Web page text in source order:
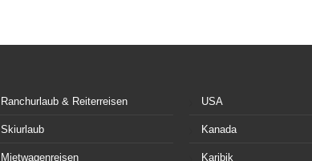
Ranchurlaub & Reiterreisen
Skiurlaub
Mietwagenreisen
USA
Kanada
Karibik